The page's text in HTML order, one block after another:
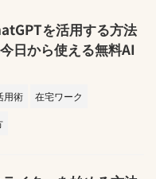
を活用する方法
日から使える無料AI
用術
在宅ワーク